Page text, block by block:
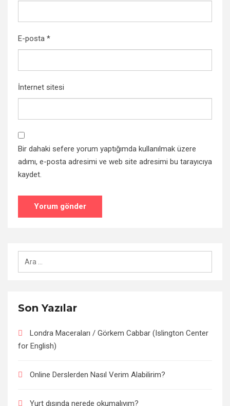
E-posta *
İnternet sitesi
Bir dahaki sefere yorum yaptığımda kullanılmak üzere
adımı, e-posta adresimi ve web site adresimi bu tarayıcıya
kaydet.
Son Yazılar
Londra Maceraları / Görkem Cabbar (Islington Center
for English)
Online Derslerden Nasıl Verim Alabilirim?
Yurt dışında nerede okumalıyım?